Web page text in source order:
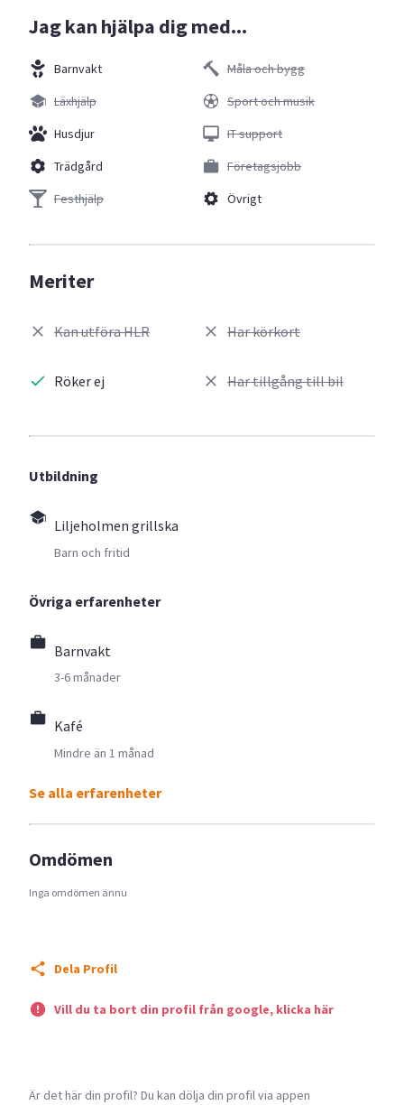
Jag kan hjälpa dig med...
Barnvakt
Läxhjälp
Husdjur
Trädgård
Festhjälp
Måla och bygg
Sport och musik
IT support
Företagsjobb
Övrigt
Meriter
Kan utföra HLR
Röker ej
Har körkort
Har tillgång till bil
Utbildning
Liljeholmen grillska
Barn och fritid
Övriga erfarenheter
Barnvakt
3-6 månader
Kafé
Mindre än 1 månad
Se alla erfarenheter
Omdömen
Inga omdömen ännu
Dela Profil
Vill du ta bort din profil från google, klicka här
Är det här din profil? Du kan dölja din profil via appen